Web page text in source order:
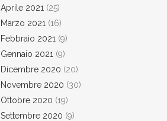
Aprile 2021 (25)
Marzo 2021 (16)
Febbraio 2021 (9)
Gennaio 2021 (9)
Dicembre 2020 (20)
Novembre 2020 (30)
Ottobre 2020 (19)
Settembre 2020 (9)